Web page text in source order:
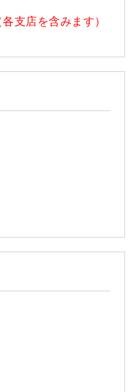
支店を含みます）